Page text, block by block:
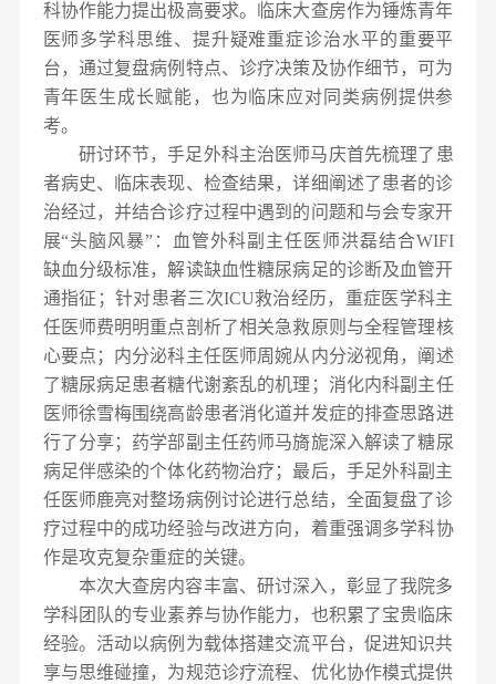
科协作能力提出极高要求。临床大查房作为锤炼青年
医师多学科思维、提升疑难重症诊治水平的重要平
台，通过复盘病例特点、诊疗决策及协作细节，可为
青年医生成长赋能，也为临床应对同类病例提供参
考。
研讨环节，手足外科主治医师马庆首先梳理了 患
者病史、临床表现、检查结果，详细阐述了患者的诊
治经过 ，并结合诊疗过程中遇到的问题和与会专家开
展“头脑风暴”： 血管外科副主任医师洪磊结合WIFI
缺血分级标准，解读缺血性糖尿病足的诊断及血管开
通指征；针对患者三次ICU救治经历，重症医学科主
任医师费明明重点剖 析了相关急救原则与全程管理核
心要点；内分泌科主任医师周婉从内分泌视角 ， 阐述
了糖尿病足患者糖代谢紊乱的机理 ；消化内科副主任
医师徐雪梅围绕高龄患者消化道并发症的排查思路进
行了分享；药学部副主任药师马旖旎深入解读了糖尿
病足伴感染的个体化药物治疗；最后，手足外科副主
任医师鹿亮对整场病例讨论进行总结，全面复盘了诊
疗过程中的成功经验与改进方向， 着重强调多学科协
作是攻克复杂重症的关键。
本次大查房内容丰富、研讨深入，彰显了我院多
学科团队的专业素养与协作能力，也积累了宝贵临床
经验。活动以病例为载体搭建交流平台，促进知识共
享与思维碰撞，为规范诊疗流程、优化协作模式提供